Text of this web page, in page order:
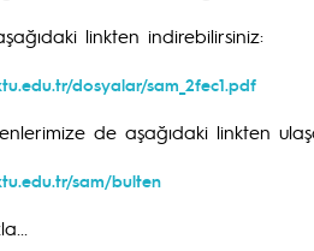
linkten indirebilirsiniz:
dosyalar/sam_2fec1.pdf
de aşağıdaki linkten
sam/bulten